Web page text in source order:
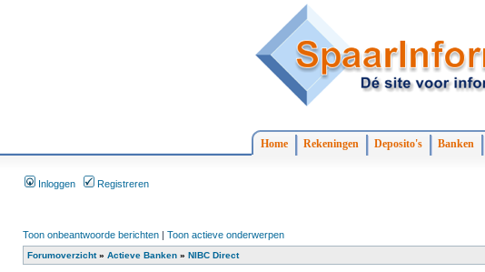
Home Rekeningen Deposito's Banken
Inloggen Registreren
Toon onbeantwoorde berichten | Toon actieve onderwerpen
Forumoverzicht» Actieve Banken » NIBC Direct